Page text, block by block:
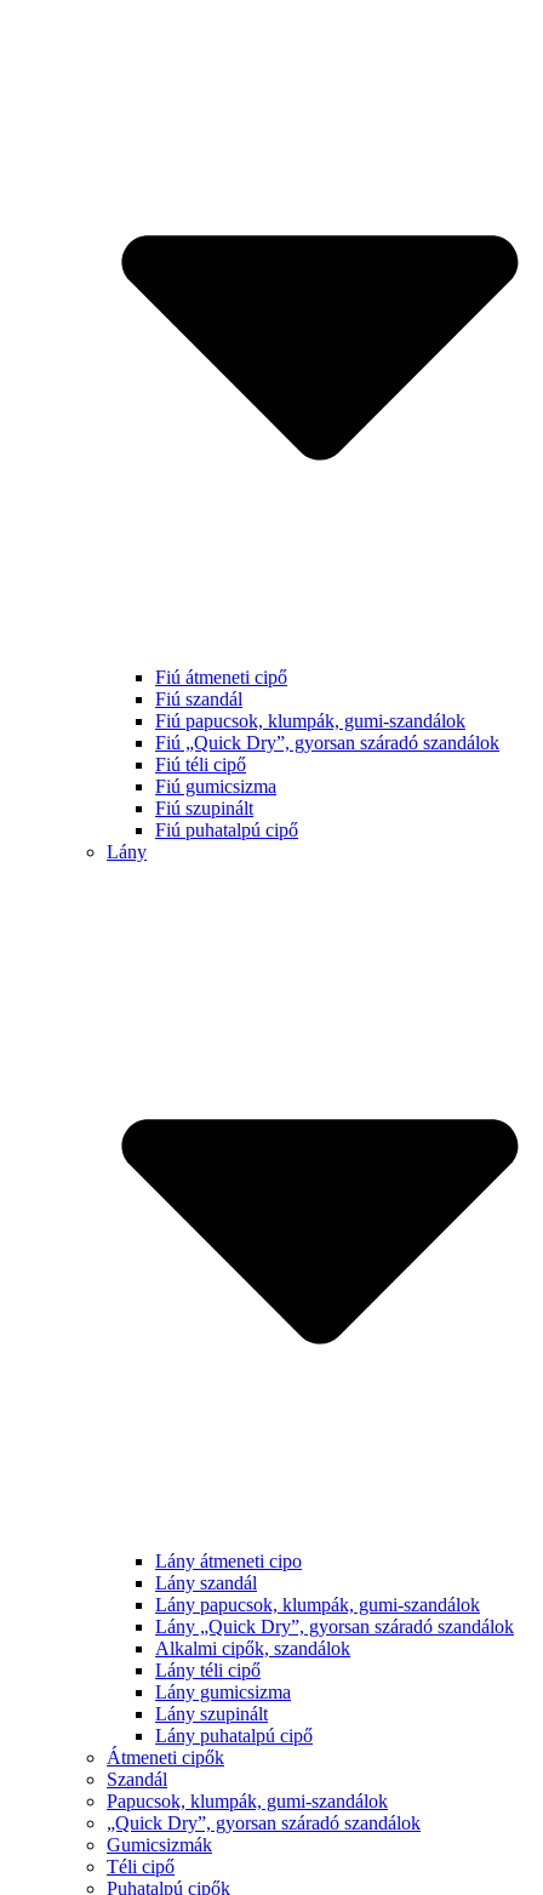
Fiú átmeneti cipő
Fiú szandál
Fiú papucsok, klumpák, gumi-szandálok
Fiú „Quick Dry”, gyorsan száradó szandálok
Fiú téli cipő
Fiú gumicsizma
Fiú szupinált
Fiú puhatalpú cipő
Lány
Lány átmeneti cipo
Lány szandál
Lány papucsok, klumpák, gumi-szandálok
Lány „Quick Dry”, gyorsan száradó szandálok
Alkalmi cipők, szandálok
Lány téli cipő
Lány gumicsizma
Lány szupinált
Lány puhatalpú cipő
Átmeneti cipők
Szandál
Papucsok, klumpák, gumi-szandálok
„Quick Dry”, gyorsan száradó szandálok
Gumicsizmák
Téli cipő
Puhatalpú cipők